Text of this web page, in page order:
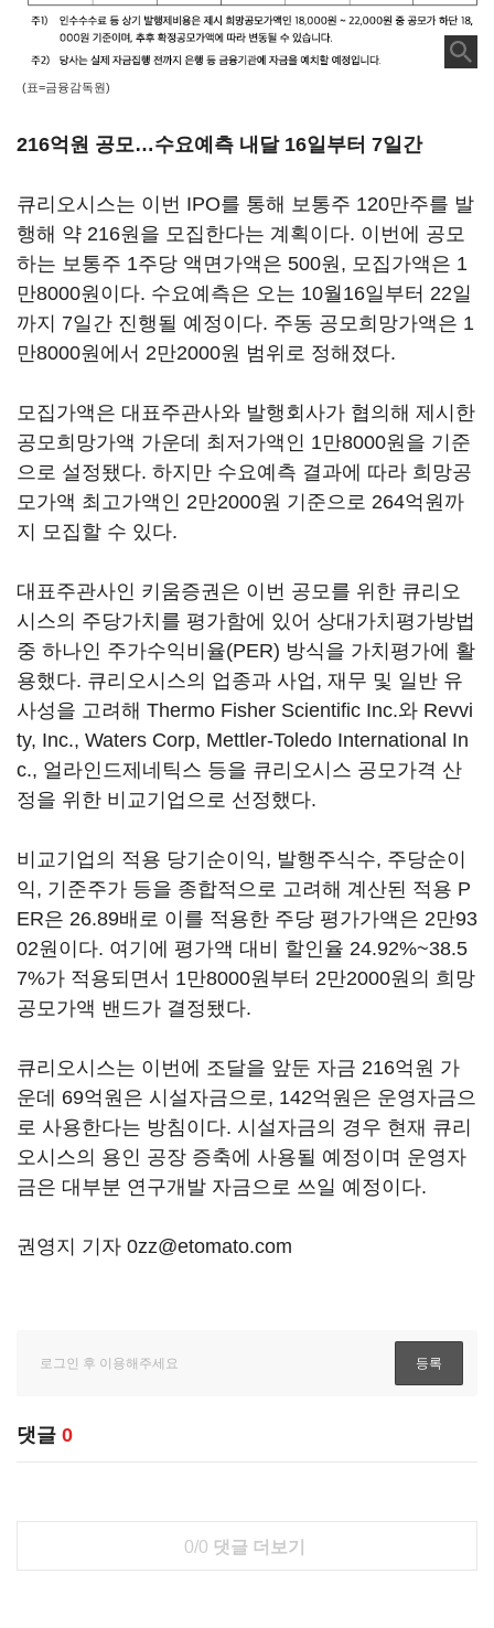
(표=금융감독원)
216억원 공모…수요예측 내달 16일부터 7일간
큐리오시스는 이번 IPO를 통해 보통주 120만주를 발
행해 약 216원을 모집한다는 계획이다. 이번에 공모
하는 보통주 1주당 액면가액은 500원, 모집가액은 1
만8000원이다. 수요예측은 오는 10월16일부터 22일
까지 7일간 진행될 예정이다. 주동 공모희망가액은 1
만8000원에서 2만2000원 범위로 정해졌다.
모집가액은 대표주관사와 발행회사가 협의해 제시한
공모희망가액 가운데 최저가액인 1만8000원을 기준
으로 설정됐다. 하지만 수요예측 결과에 따라 희망공
모가액 최고가액인 2만2000원 기준으로 264억원까
지 모집할 수 있다.
대표주관사인 키움증권은 이번 공모를 위한 큐리오
시스의 주당가치를 평가함에 있어 상대가치평가방법
중 하나인 주가수익비율(PER) 방식을 가치평가에 활
용했다. 큐리오시스의 업종과 사업, 재무 및 일반 유
사성을 고려해 Thermo Fisher Scientific Inc.와 Revvi
ty, Inc., Waters Corp, Mettler-Toledo International In
c., 얼라인드제네틱스 등을 큐리오시스 공모가격 산
정을 위한 비교기업으로 선정했다.
비교기업의 적용 당기순이익, 발행주식수, 주당순이
익, 기준주가 등을 종합적으로 고려해 계산된 적용 P
ER은 26.89배로 이를 적용한 주당 평가가액은 2만93
02원이다. 여기에 평가액 대비 할인율 24.92%~38.5
7%가 적용되면서 1만8000원부터 2만2000원의 희망
공모가액 밴드가 결정됐다.
큐리오시스는 이번에 조달을 앞둔 자금 216억원 가
운데 69억원은 시설자금으로, 142억원은 운영자금으
로 사용한다는 방침이다. 시설자금의 경우 현재 큐리
오시스의 용인 공장 증축에 사용될 예정이며 운영자
금은 대부분 연구개발 자금으로 쓰일 예정이다.
권영지 기자 0zz@etomato.com
댓글 0
0/0 댓글 더보기